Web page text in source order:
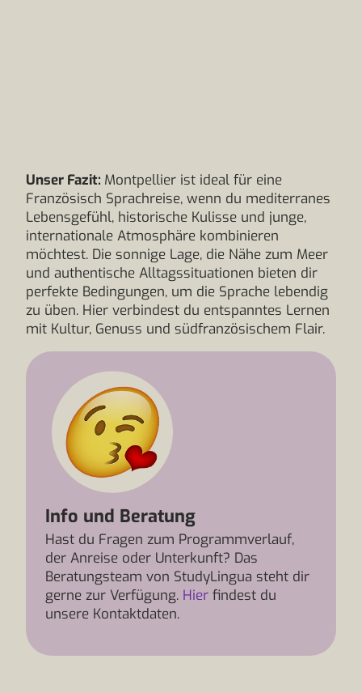
Unser Fazit: Montpellier ist ideal für eine
Französisch Sprachreise, wenn du mediterranes
Lebensgefühl, historische Kulisse und junge,
internationale Atmosphäre kombinieren
möchtest. Die sonnige Lage, die Nähe zum Meer
und authentische Alltagssituationen bieten dir
perfekte Bedingungen, um die Sprache lebendig
zu üben. Hier verbindest du entspanntes Lernen
mit Kultur, Genuss und südfranzösischem Flair.
Info und Beratung
Hast du Fragen zum Programmverlauf,
der Anreise oder Unterkunft? Das
Beratungsteam von StudyLingua steht dir
gerne zur Verfügung. Hier findest du
unsere Kontaktdaten.